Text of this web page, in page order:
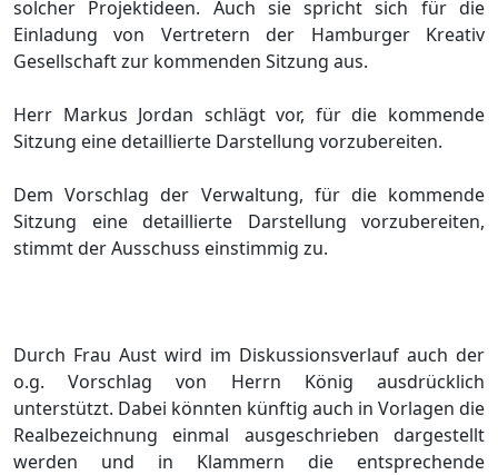
solcher Projektideen. Auch sie spricht sich für die
Einladung von Vertretern der Hamburger Kreativ
Gesellschaft zur kommenden Sitzung aus.
Herr Markus Jordan schlägt vor, für die kommende
Sitzung eine detaillierte Darstellung vorzubereiten.
Dem Vorschlag der Verwaltung, für die kommende
Sitzung eine detaillierte Darstellung vorzubereiten,
stimmt der Ausschuss einstimmig zu.
Durch Frau Aust wird im Diskussionsverlauf auch der
o.g. Vorschlag von Herrn König ausdrücklich
unterstützt. Dabei könnten künftig auch in Vorlagen die
Realbezeichnung einmal ausgeschrieben dargestellt
werden und in Klammern die entsprechende